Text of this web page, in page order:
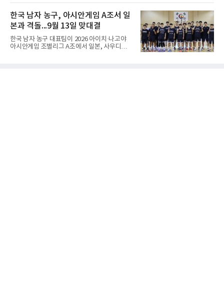
상선(先相先), 선이선(先二先) 등 여러 단계가
우슬체육관에서 열린 대회 남고부 B조 예선 3차
전에서 대전고를 상대로 주전 선수들의 고른 활
약을 앞세워 108-33으로 대승을 거뒀다.용산고
는 배대범이 22점, 김민기가 19점, 이승민이 13
점을 올리며 공격을 이끌었다. 경기 초반부터 주
도권을 잡은 용산고는 일찌감치 승기를 굳히며
대전고에 큰 점수 차 승리를 거뒀다.이로써 용산
한국 남자 농구, 아시안게임 A조서 일
본과 격돌...9월 13일 맞대결
한국 남자 농구 대표팀이 2026 아이치·나고야
아시안게임 조별리그 A조에서 일본, 사우디아라